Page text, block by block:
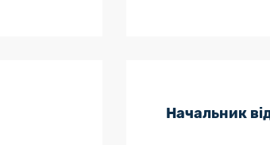
Начальник